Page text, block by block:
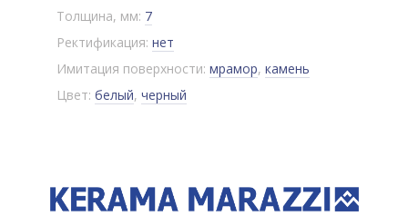
Толщина, мм: 7
Ректификация: нет
Имитация поверхности: мрамор, камень
Цвет: белый, черный